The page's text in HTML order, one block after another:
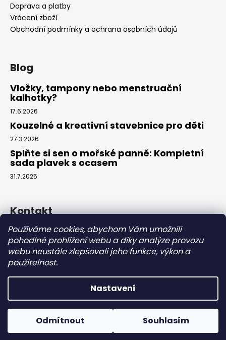
Používáme cookies, abychom Vám umožnili
pohodlné prohlížení webu a díky analýze provozu
webu neustále zlepšovali jeho funkce, výkon a
použitelnost.
Nastavení
Odmítnout Souhlasím
Doprava a platby
Vrácení zboží
Obchodní podmínky a ochrana osobních údajů
Blog
Vložky, tampony nebo menstruační
kalhotky?
17.6.2026
Kouzelné a kreativní stavebnice pro děti
27.3.2026
Splňte si sen o mořské panně: Kompletní
sada plavek s ocasem
31.7.2025
Kontakt
info@eparuky.cz
+420 734 459 045
Náš Facebook
Copyright 2026eparuky.cz. Všechna práva vyhrazena.
Upravit nastavení cookies